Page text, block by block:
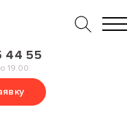
44 55
19.00